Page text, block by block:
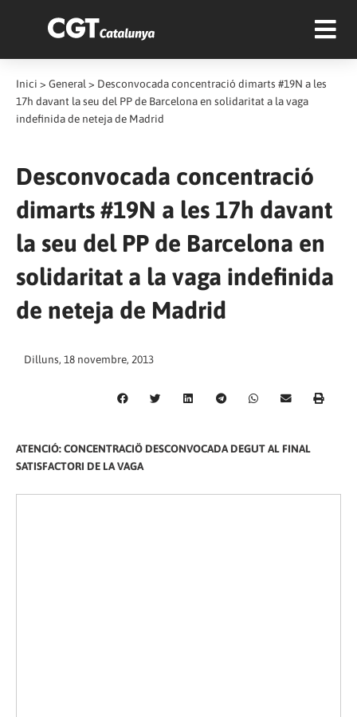
Inici > General > Desconvocada concentració dimarts #19N a les
17h davant la seu del PP de Barcelona en solidaritat a la vaga
indefinida de neteja de Madrid
Desconvocada concentració
dimarts #19N a les 17h davant
la seu del PP de Barcelona en
solidaritat a la vaga indefinida
de neteja de Madrid
Dilluns, 18 novembre, 2013
ATENCIÓ: CONCENTRACIÖ DESCONVOCADA DEGUT AL FINAL
SATISFACTORI DE LA VAGA